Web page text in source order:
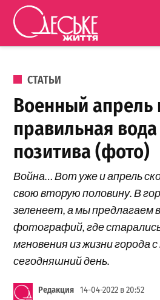
Перейти к содержанию
життя
ОПУБЛИКОВАНО В
СТАТЬИ
Военный апрель
правильная
позитива (фото)
Война… Вот уже и апрель
свою вторую половину. В
зеленеет, а мы предлагаем
фотографий, где
мгновения из жизни города
сегодняшний день.
Редакция 14-04-2022 в 20:52